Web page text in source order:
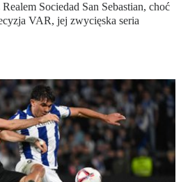
Sociedad San Sebastian, choć
VAR, jej zwycięska seria